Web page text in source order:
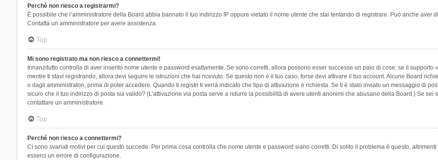
Perché non riesco a registrarmi?
È possibile che l’amministratore della Board abbia bannato il tuo indirizzo IP oppure vietato il nome utente che stai tentando di registrare. Può anche
Contatta un amministratore per avere assistenza.
Top
Mi sono registrato ma non riesco a connettermi!
Innanzitutto controlla di aver inserito nome utente e password esattamente. Se sono corretti, allora possono esser successe un paio di cose: se il
mentre ti stavi registrando, allora devi seguire le istruzioni che hai ricevuto. Se questo non è il tuo caso, forse devi attivare il tuo account. Alcune Board
o dagli amministratori, prima di poter accedere. Quando ti registri ti verrà indicato che tipo di attivazione è richiesta. Se ti è stato inviato un messaggio di
sicuro che il tuo indirizzo di posta sia valido? (L’attivazione via posta serve a ridurre la possibilità di avere utenti anonimi che abusano della Board.) Se sei
contattare un amministratore.
Top
Perché non riesco a connettermi?
Ci sono svariati motivi per cui questo succede. Per prima cosa controlla che nome utente e password siano corretti. Di solito il problema è questo,
esserci un errore di configurazione.